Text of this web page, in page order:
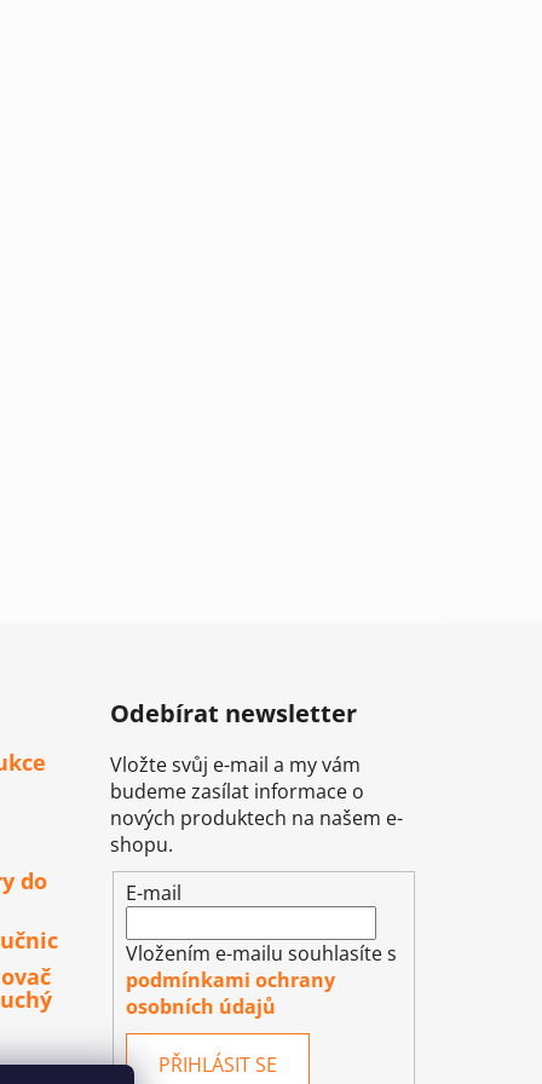
do
Odebírat newsletter
Vložte svůj e-mail a my vám
budeme zasílat informace o
nových produktech na našem e-
shopu.
E-mail
Vložením e-mailu souhlasíte s
podmínkami ochrany
osobních údajů
PŘIHLÁSIT SE